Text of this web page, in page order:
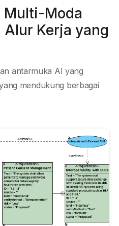
Multi-Moda
Kerja yang
antarmuka AI yang
mendukung berbagai